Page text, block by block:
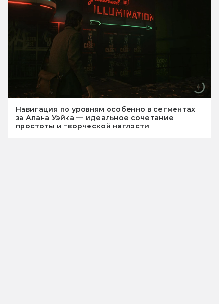
Навигация по уровням особенно в сегментах
за Алана Уэйка — идеальное сочетание
простоты и творческой наглости